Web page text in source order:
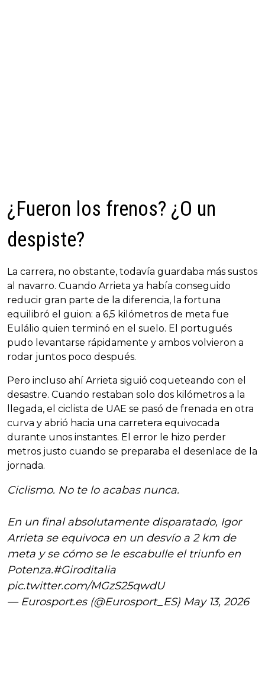
¿Fueron los frenos? ¿O un
despiste?
La carrera, no obstante, todavía guardaba más sustos
al navarro. Cuando Arrieta ya había conseguido
reducir gran parte de la diferencia, la fortuna
equilibró el guion: a 6,5 kilómetros de meta fue
Eulálio quien terminó en el suelo. El portugués
pudo levantarse rápidamente y ambos volvieron a
rodar juntos poco después.
Pero incluso ahí Arrieta siguió coqueteando con el
desastre. Cuando restaban solo dos kilómetros a la
llegada, el ciclista de UAE se pasó de frenada en otra
curva y abrió hacia una carretera equivocada
durante unos instantes. El error le hizo perder
metros justo cuando se preparaba el desenlace de la
jornada.
Ciclismo. No te lo acabas nunca.
En un final absolutamente disparatado, Igor
Arrieta se equivoca en un desvío a 2 km de
meta y se cómo se le escabulle el triunfo en
Potenza.#Giroditalia
pic.twitter.com/MGzS25qwdU
— Eurosport.es (@Eurosport_ES) May 13, 2026